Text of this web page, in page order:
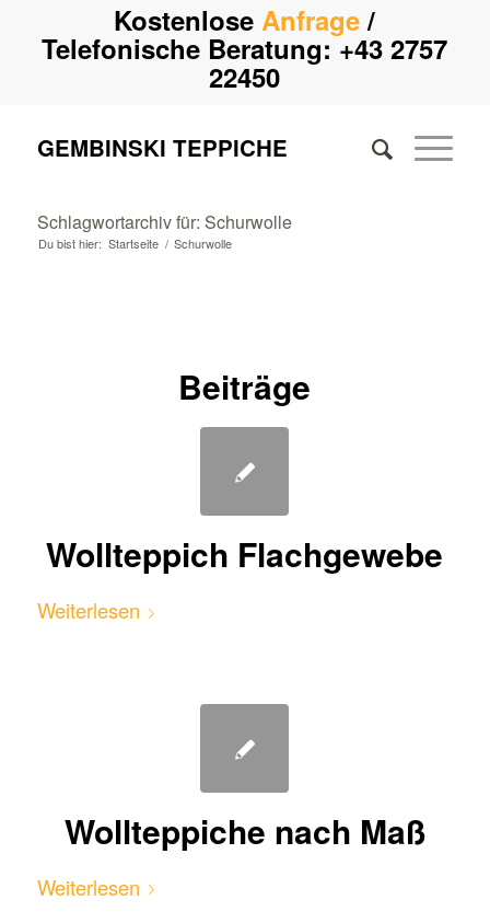
KostenloseAnfrage/
Telefonische Beratung:+43 2757
22450
GEMBINSKI TEPPICHE
Schlagwortarchiv für: Schurwolle
Du bist hier: Startseite / Schurwolle
Beiträge
Wollteppich Flachgewebe
Weiterlesen
Wollteppiche nach Maß
Weiterlesen